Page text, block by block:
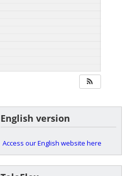
English version
Access our English website here